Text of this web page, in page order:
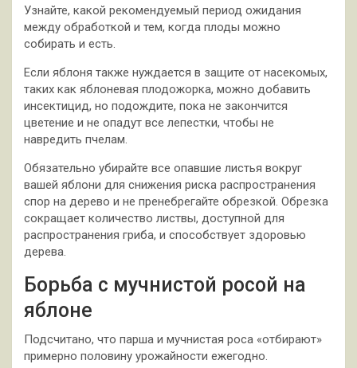
Узнайте, какой рекомендуемый период ожидания
между обработкой и тем, когда плоды можно
собирать и есть.
Если яблоня также нуждается в защите от насекомых,
таких как яблоневая плодожорка, можно добавить
инсектицид, но подождите, пока не закончится
цветение и не опадут все лепестки, чтобы не
навредить пчелам.
Обязательно убирайте все опавшие листья вокруг
вашей яблони для снижения риска распространения
спор на дерево и не пренебрегайте обрезкой. Обрезка
сокращает количество листвы, доступной для
распространения гриба, и способствует здоровью
дерева.
Борьба с мучнистой росой на
яблоне
Подсчитано, что парша и мучнистая роса «отбирают»
примерно половину урожайности ежегодно.